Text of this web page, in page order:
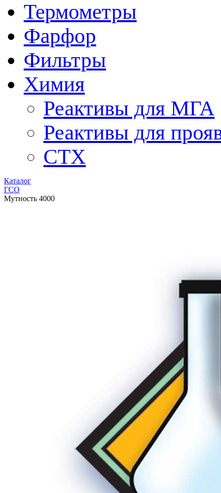
Термометры
Фарфор
Фильтры
Химия
Реактивы для МГА
Реактивы для
СТХ
Каталог
ГСО
Мутность 4000